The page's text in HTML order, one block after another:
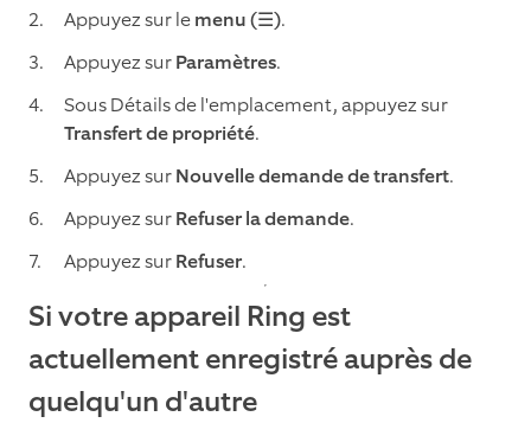
Appuyez sur lemenu (☰).
Appuyez surParamètres.
Sous Détails de l'emplacement, appuyez sur
Transfert de propriété.
Appuyez surNouvelle demande de transfert.
Appuyez surRefuser la demande.
Appuyez surRefuser.
Si votre appareil Ring est
actuellement enregistré auprès de
quelqu'un d'autre